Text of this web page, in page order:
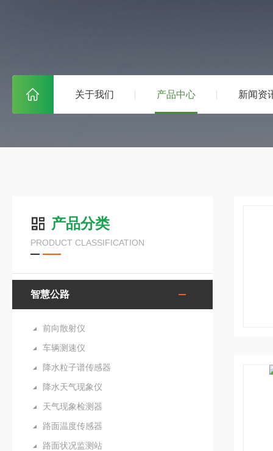
关于我们 产品中心 新闻资
产品分类
PRODUCT CLASSIFICATION
智慧公路
前向散射仪
车辆测速仪
降水粒子谱传感器
降水天气现象仪
天气现象检测器
路面温度传感器
路面状况监测站